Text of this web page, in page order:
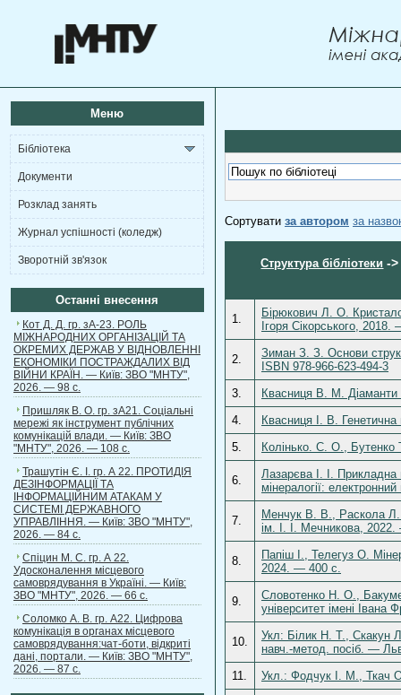
Меню
Бібліотека
Документи
Розклад занять
Журнал успішності (коледж)
Зворотній зв'язок
Останні внесення
Кот Д. Д. гр. зА-23. РОЛЬ
МІЖНАРОДНИХ ОРГАНІЗАЦІЙ ТА
ОКРЕМИХ ДЕРЖАВ У ВІДНОВЛЕННІ
ЕКОНОМІКИ ПОСТРАЖДАЛИХ ВІД
ВІЙНИ КРАЇН. — Київ: ЗВО "МНТУ",
2026. — 98 с.
Пришляк В. О. гр. зА21. Соціальні
мережі як інструмент публічних
комунікацій влади. — Київ: ЗВО
"МНТУ", 2026. — 108 с.
Трашутін Є. І. гр. А 22. ПРОТИДІЯ
ДЕЗІНФОРМАЦІЇ ТА
ІНФОРМАЦІЙНИМ АТАКАМ У
СИСТЕМІ ДЕРЖАВНОГО
УПРАВЛІННЯ. — Київ: ЗВО "МНТУ",
2026. — 84 с.
Спіцин М. С. гр. А 22.
Удосконалення місцевого
самоврядування в Україні. — Київ:
ЗВО "МНТУ", 2026. — 66 с.
Соломко А. В. гр. А22. Цифрова
комунікація в органах місцевого
самоврядування:чат-боти, відкриті
дані, портали. — Київ: ЗВО "МНТУ",
2026. — 87 с.
Сортувати за автором за
Структура бібліотеки -
1.
Бірюкович Л. О.
Ігоря Сікорського,
2.
Зиман З. З. Основи
ISBN 978-966-623-494-3
3.
Квасниця В. М.
4.
Квасниця І. В.
5.
Колінько. С. О.,
6.
Лазарєва І. І. Прикладна
мінералогії:
7.
Менчук В. В., Раскола Л.
ім. І. І. Мечникова,
8.
Папіш І., Телегуз О.
2024. — 400 с.
9.
Словотенко Н. О.,
університет імені
10.
Укл: Білик Н. Т., Скакун
навч.-метод. посіб. —
11.
Укл.: Фодчук І. М., Ткач